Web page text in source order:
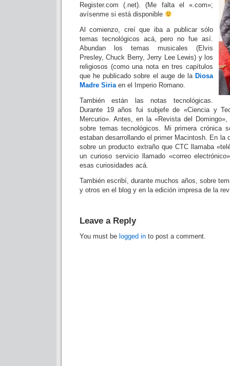
Register.com (.net). (Me falta el «.com»;
avísenme si está disponible
Al comienzo, creí que iba a publicar sólo
temas tecnológicos acá, pero no fue así.
Abundan los temas musicales (Elvis
Presley, Chuck Berry, Jerry Lee Lewis) y los
religiosos (como una nota en tres capítulos
que he publicado sobre el auge de la Diosa
Madre Siriaen el Imperio Romano.
También están las notas tecnológicas.
Durante 19 años fui subjefe de «Ciencia y
Mercurio». Antes, en la «Revista del
sobre temas tecnológicos. Mi primera crónica
estaban desarrollando el primer Macintosh. En la
sobre un producto extraño que CTC llamaba
un curioso servicio llamado «correo
esas curiosidades acá.
También escribí, durante muchos años, sobre
y otros en el blog y en la edición impresa de la
Leave a Reply
You must be logged in to post a comment.